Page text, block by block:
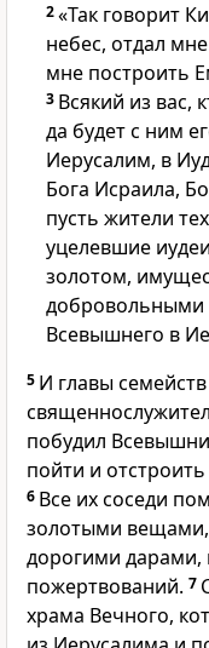
2«Так говорит
небес, отдал
мне построить
3 Всякий из вас,
да будет с ним
Иерусалим, в
Бога Исраила,
пусть жители
уцелевшие
золотом,
добровольными
Всевышнего в
5 И главы
побудил
пойти и
6 Все их соседи
золотыми
дорогими дарами,
пожертвований. 7
храма Вечного,